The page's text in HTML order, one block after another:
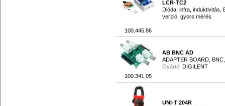
100.445.86
LCR-TC2
Dióda, infra, induktivitás,
verzió, gyors mérés
100.341.05
AB BNC AD
ADAPTER BOARD,
Gyártó: DIGILENT
UNI-T 204R